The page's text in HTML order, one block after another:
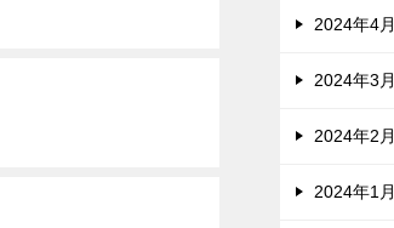
2024年4月
2024年3月
2024年2月
2024年1月